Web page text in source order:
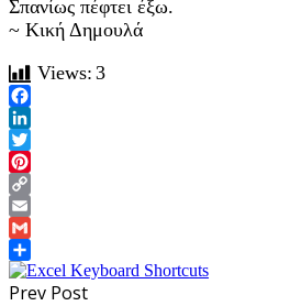
Σπανίως πέφτει έξω.
~ Κική Δημουλά
Views: 3
Facebook
LinkedIn
Twitter
Pinterest
Copy
Link
Email
Gmail
Share
Prev Post